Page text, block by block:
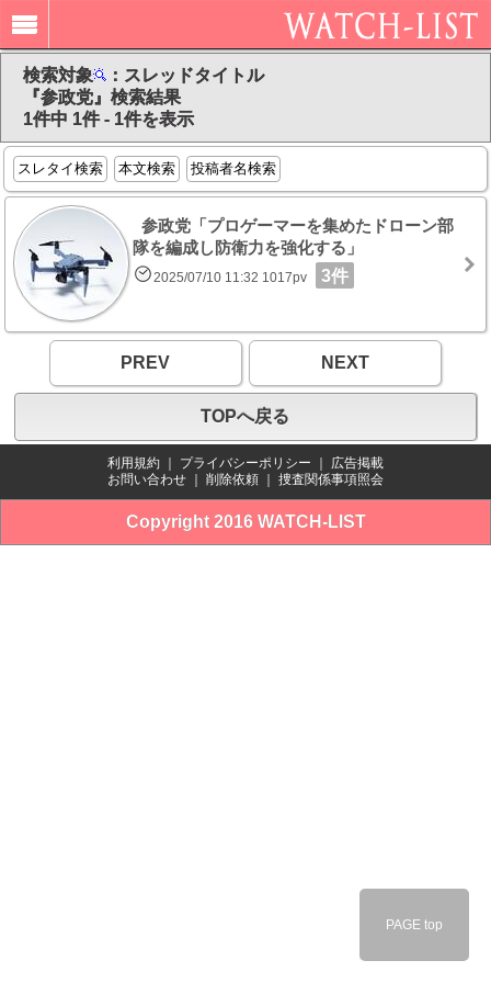
検索対象
：スレッドタイトル
『参政党』検索結果
1件中 1件 - 1件を表示
スレタイ検索 本文検索 投稿者名検索
参政党「プロゲーマーを集めたドローン部
隊を編成し防衛力を強化する」
2025/07/10 11:32 1017pv 3件
PREV NEXT
TOPへ戻る
利用規約 プライバシーポリシー
広告掲載
お問い合わせ
削除依頼 捜査関係事項照会
Copyright 2016 WATCH-LIST
PAGE top